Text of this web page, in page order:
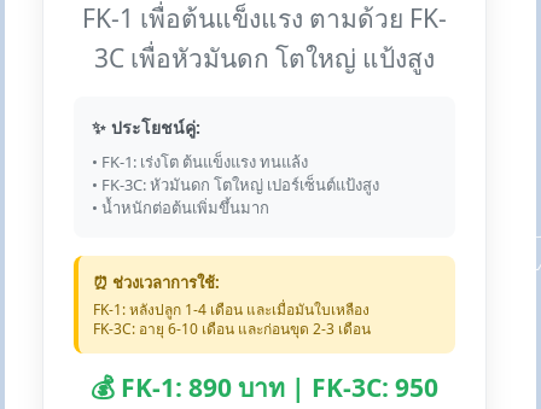
FK-1 เพื่อต้นแข็งแรง ตามด้วย FK-
3C เพื่อหัวมันดก โตใหญ่ แป้งสูง
✨ ประโยชน์คู่:
• FK-1: เร่งโต ต้นแข็งแรง ทนแล้ง
• FK-3C: หัวมันดก โตใหญ่ เปอร์เซ็นต์แป้งสูง
• น้ำหนักต่อต้นเพิ่มขึ้นมาก
⏰ ช่วงเวลาการใช้:
FK-1: หลังปลูก 1-4 เดือน และเมื่อมันใบเหลือง
FK-3C: อายุ 6-10 เดือน และก่อนขุด 2-3 เดือน
💰 FK-1: 890 บาท | FK-3C: 950